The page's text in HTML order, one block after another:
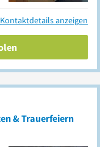
Kontaktdetails anzeigen
& Trauerfeiern